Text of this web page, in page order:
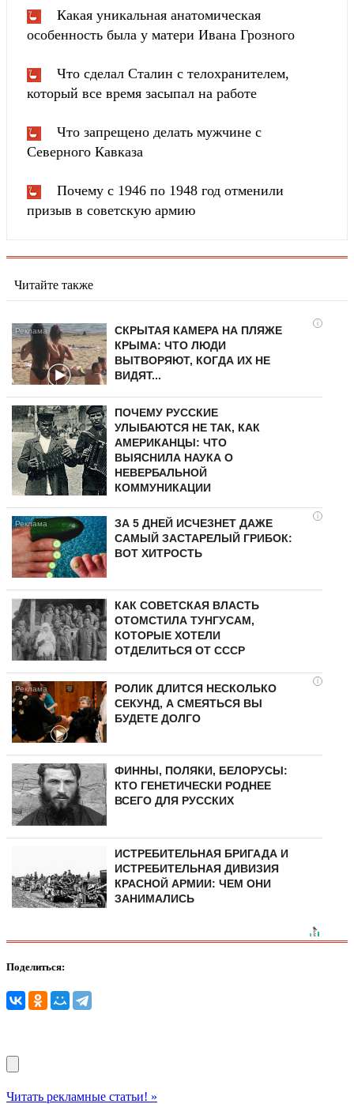
Какая уникальная анатомическая
особенность была у матери Ивана Грозного
Что сделал Сталин с телохранителем,
который все время засыпал на работе
Что запрещено делать мужчине с
Северного Кавказа
Почему с 1946 по 1948 год отменили
призыв в советскую армию
Читайте также
i
СКРЫТАЯ КАМЕРА НА ПЛЯЖЕ
КРЫМА: ЧТО ЛЮДИ
ВЫТВОРЯЮТ, КОГДА ИХ НЕ
ВИДЯТ...
ПОЧЕМУ РУССКИЕ
УЛЫБАЮТСЯ НЕ ТАК, КАК
АМЕРИКАНЦЫ: ЧТО
ВЫЯСНИЛА НАУКА О
НЕВЕРБАЛЬНОЙ
КОММУНИКАЦИИ
i
ЗА 5 ДНЕЙ ИСЧЕЗНЕТ ДАЖЕ
САМЫЙ ЗАСТАРЕЛЫЙ ГРИБОК:
ВОТ ХИТРОСТЬ
КАК СОВЕТСКАЯ ВЛАСТЬ
ОТОМСТИЛА ТУНГУCAМ,
КОТОРЫЕ ХОТЕЛИ
ОТДЕЛИТЬСЯ ОТ СССР
i
РОЛИК ДЛИТСЯ НЕСКОЛЬКО
СЕКУНД, А СМЕЯТЬСЯ ВЫ
БУДЕТЕ ДОЛГО
ФИННЫ, ПОЛЯКИ, БЕЛОРУСЫ:
КТО ГЕНЕТИЧЕСКИ РОДНЕЕ
ВСЕГО ДЛЯ РУССКИХ
ИСТРЕБИТЕЛЬНАЯ БРИГАДА И
ИСТРЕБИТЕЛЬНАЯ ДИВИЗИЯ
КРАСНОЙ АРМИИ: ЧЕМ ОНИ
ЗАНИМАЛИСЬ
Поделиться:
Читать рекламные статьи! »